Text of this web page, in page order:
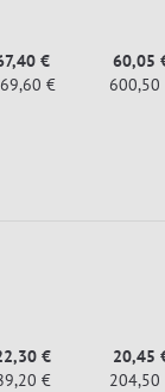
€
€
60,05
600,50
€
€
20,45
204,50